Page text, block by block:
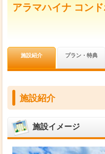
アラマハイナ コン
施設紹介 プラン・特典
施設紹介
施設イメージ